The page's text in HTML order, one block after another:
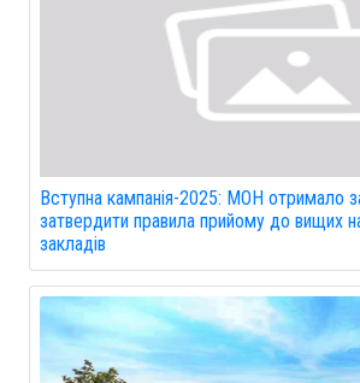
Вступна кампанія-2025: МОН отримало
затвердити правила прийому до вищих
закладів